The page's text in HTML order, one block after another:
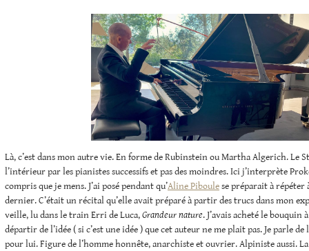
Là, c’est dans mon autre vie. En forme de Rubinstein ou Martha Algerich. Le
l’intérieur par les pianistes successifs et pas des moindres. Ici j’interprète
compris que je mens. J’ai posé pendant qu’Aline Piboulese préparait à répéter
dernier. C’était un récital qu’elle avait préparé à partir des trucs dans mon
veille, lu dans le train Erri de Luca,Grandeur nature. J’avais acheté le bouquin
départir de l’idée ( si c’est une idée ) que cet auteur ne me plait pas. Je parle
pour lui. Figure de l’homme honnête, anarchiste et ouvrier. Alpiniste aussi.